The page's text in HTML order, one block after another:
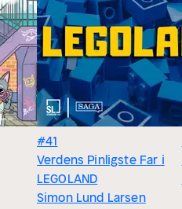
#41
Verdens Pinligste Far i
LEGOLAND
Simon Lund Larsen